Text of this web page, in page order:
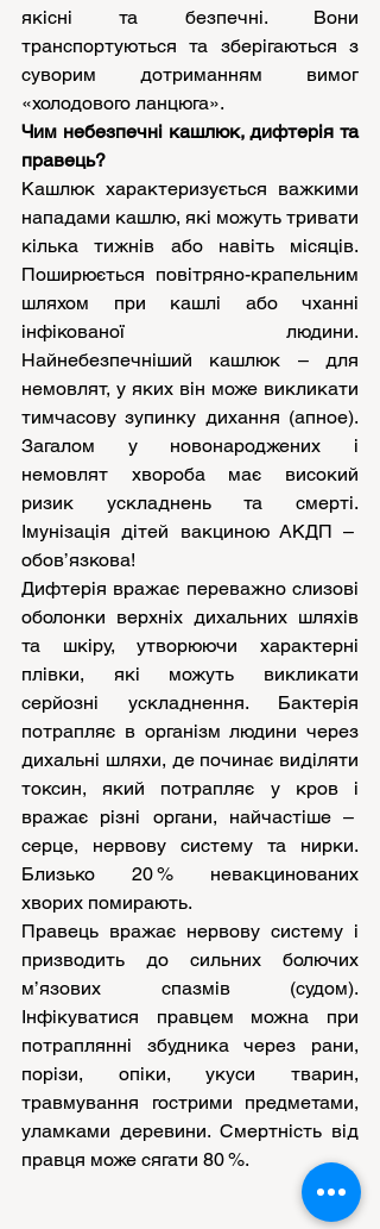
якісні та безпечні. Вони
транспортуються та зберігаються з
суворим дотриманням вимог
«холодового ланцюга».
Чим небезпечні кашлюк, дифтерія та
правець?
Кашлюк характеризується важкими
нападами кашлю, які можуть тривати
кілька тижнів або навіть місяців.
Поширюється повітряно-крапельним
шляхом при кашлі або чханні
інфікованої людини.
Найнебезпечніший кашлюк – для
немовлят, у яких він може викликати
тимчасову зупинку дихання (апное).
Загалом у новонароджених і
немовлят хвороба має високий
ризик ускладнень та смерті.
Імунізація дітей вакциною АКДП –
обов’язкова!
Дифтерія вражає переважно слизові
оболонки верхніх дихальних шляхів
та шкіру, утворюючи характерні
плівки, які можуть викликати
серйозні ускладнення. Бактерія
потрапляє в організм людини через
дихальні шляхи, де починає виділяти
токсин, який потрапляє у кров і
вражає різні органи, найчастіше –
серце, нервову систему та нирки.
Близько 20 % невакцинованих
хворих помирають.
Правець вражає нервову систему і
призводить до сильних болючих
м’язових спазмів (судом).
Інфікуватися правцем можна при
потраплянні збудника через рани,
порізи, опіки, укуси тварин,
травмування гострими предметами,
уламками деревини. Смертність від
правця може сягати 80 %.